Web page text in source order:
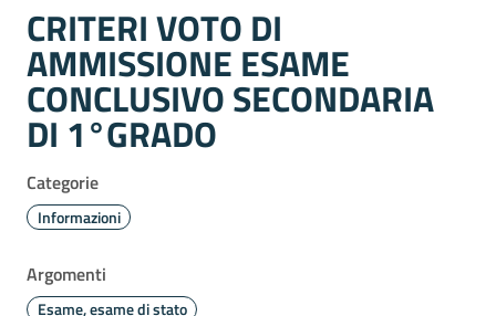
CRITERI VOTO DI
AMMISSIONE ESAME
CONCLUSIVO SECONDARIA
DI 1°GRADO
Categorie
Informazioni
Argomenti
Esame, esame di stato